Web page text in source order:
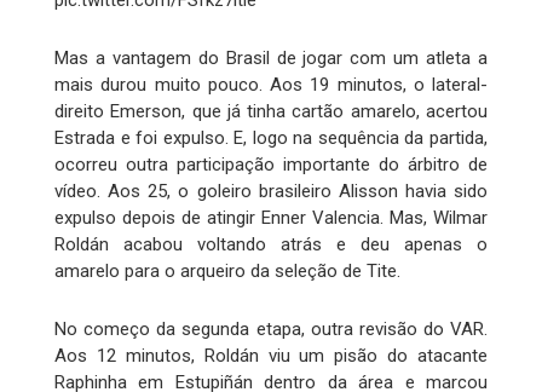
Mas a vantagem do Brasil de jogar com um atleta a
mais durou muito pouco. Aos 19 minutos, o lateral-
direito Emerson, que já tinha cartão amarelo, acertou
Estrada e foi expulso. E, logo na sequência da partida,
ocorreu outra participação importante do árbitro de
vídeo. Aos 25, o goleiro brasileiro Alisson havia sido
expulso depois de atingir Enner Valencia. Mas, Wilmar
Roldán acabou voltando atrás e deu apenas o
amarelo para o arqueiro da seleção de Tite.
No começo da segunda etapa, outra revisão do VAR.
Aos 12 minutos, Roldán viu um pisão do atacante
Raphinha em Estupiñán dentro da área e marcou